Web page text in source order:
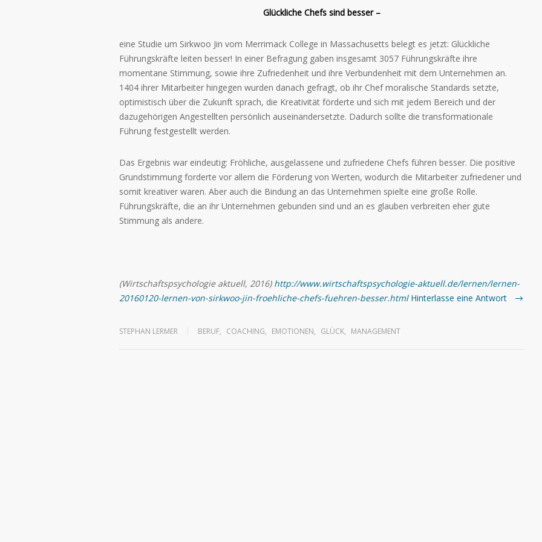
Glückliche Chefs sind besser –
eine Studie um Sirkwoo Jin vom Merrimack College in Massachusetts belegt es jetzt: Glückliche
Führungskräfte leiten besser! In einer Befragung gaben insgesamt 3057 Führungskräfte ihre
momentane Stimmung, sowie ihre Zufriedenheit und ihre Verbundenheit mit dem Unternehmen an.
1404 ihrer Mitarbeiter hingegen wurden danach gefragt, ob ihr Chef moralische Standards setzte,
optimistisch über die Zukunft sprach, die Kreativität förderte und sich mit jedem Bereich und der
dazugehörigen Angestellten persönlich auseinandersetzte. Dadurch sollte die transformationale
Führung festgestellt werden.
Das Ergebnis war eindeutig: Fröhliche, ausgelassene und zufriedene Chefs führen besser. Die positive
Grundstimmung forderte vor allem die Förderung von Werten, wodurch die Mitarbeiter zufriedener und
somit kreativer waren. Aber auch die Bindung an das Unternehmen spielte eine große Rolle.
Führungskräfte, die an ihr Unternehmen gebunden sind und an es glauben verbreiten eher gute
Stimmung als andere.
(Wirtschaftspsychologie aktuell, 2016) http://www.wirtschaftspsychologie-aktuell.de/lernen/lernen-
20160120-lernen-von-sirkwoo-jin-froehliche-chefs-fuehren-besser.html Hinterlasse eine Antwort
STEPHAN LERMER BERUF, COACHING, EMOTIONEN, GLÜCK, MANAGEMENT